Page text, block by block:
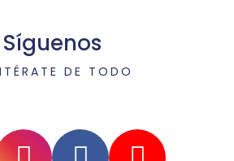
Síguenos
DE TODO